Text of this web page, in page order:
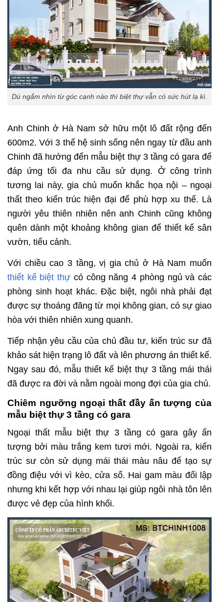
Dù ngắm nhìn từ góc cạnh nào thì biệt thự vẫn có sức hút lạ kì.
Anh Chinh ở Hà Nam sở hữu một lô đất rộng đến
600m2. Với 3 thế hệ sinh sống nên ngay từ đầu anh
Chinh đã hướng đến mẫu biệt thự 3 tầng có gara để
đáp ứng tối đa nhu cầu sử dụng. Ở công trình
tương lai này, gia chủ muốn khắc họa nội – ngoại
thất theo kiến trúc hiện đại để phù hợp xu thế. Là
người yêu thiên nhiên nên anh Chinh cũng không
quên dành một khoảng không gian để thiết kế sân
vườn, tiểu cảnh.
Với chiều cao 3 tầng, vị gia chủ ở Hà Nam muốn
thiết kế biệt thự có công năng 4 phòng ngủ và các
phòng sinh hoạt khác. Đặc biệt, ngôi nhà phải đạt
được sự thoáng đãng từ mọi không gian, có sự giao
hòa với thiên nhiên xung quanh.
Tiếp nhận yêu cầu của chủ đầu tư, kiến trúc sư đã
khảo sát hiện trạng lô đất và lên phương án thiết kế.
Ngay sau đó, mẫu thiết kế biệt thự 3 tầng mái thái
đã được ra đời và nằm ngoài mong đợi của gia chủ.
Chiêm ngưỡng ngoại thất đầy ấn tượng của
mẫu biệt thự 3 tầng có gara
Ngoại thất mẫu biệt thự 3 tầng có gara gây ấn
tượng bởi màu trắng kem tươi mới. Ngoài ra, kiến
trúc sư còn sử dụng mái thái màu nâu để tạo sự
đồng điệu với vì kèo, cửa sổ. Hai gam màu đối lập
nhưng khi kết hợp với nhau lại giúp ngôi nhà tôn lên
được vẻ đẹp của hình khối.